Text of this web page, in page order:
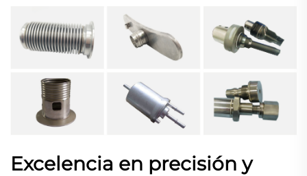
Excelencia en precisión y